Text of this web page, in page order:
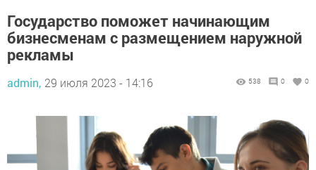
Государство поможет начинающим
бизнесменам с размещением наружной
рекламы
admin, 29 июля 2023 - 14:16 538 0 0